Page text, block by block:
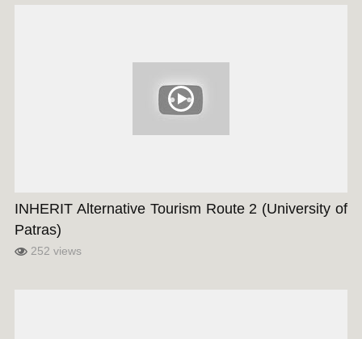
INHERIT Alternative Tourism Route 2 (University of
Patras)
252 views